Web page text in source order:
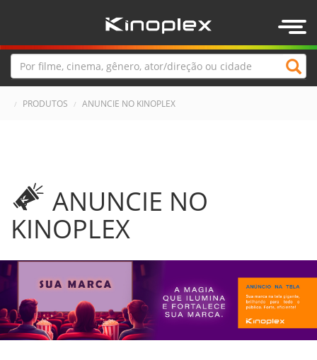
PRODUTOS ANUNCIE NO KINOPLEX
ANUNCIE NO
KINOPLEX